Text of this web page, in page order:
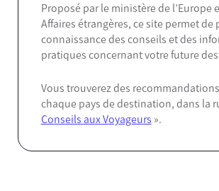
Proposé par le ministère de l’Europe
Affaires étrangères, ce site permet de
connaissance des conseils et des
pratiques concernant votre future
Vous trouverez des
chaque pays de destination, dans la
Conseils aux Voyageurs ».